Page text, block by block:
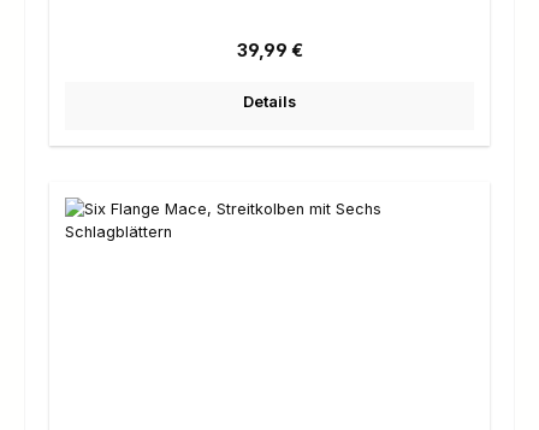
Regulärer Preis:
39,99 €
Details